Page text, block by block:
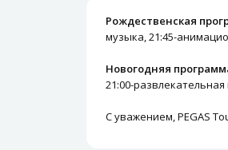
Рождественская
музыка, 21:45-
Новогодняя
21:00-
С уважением, PEGAS